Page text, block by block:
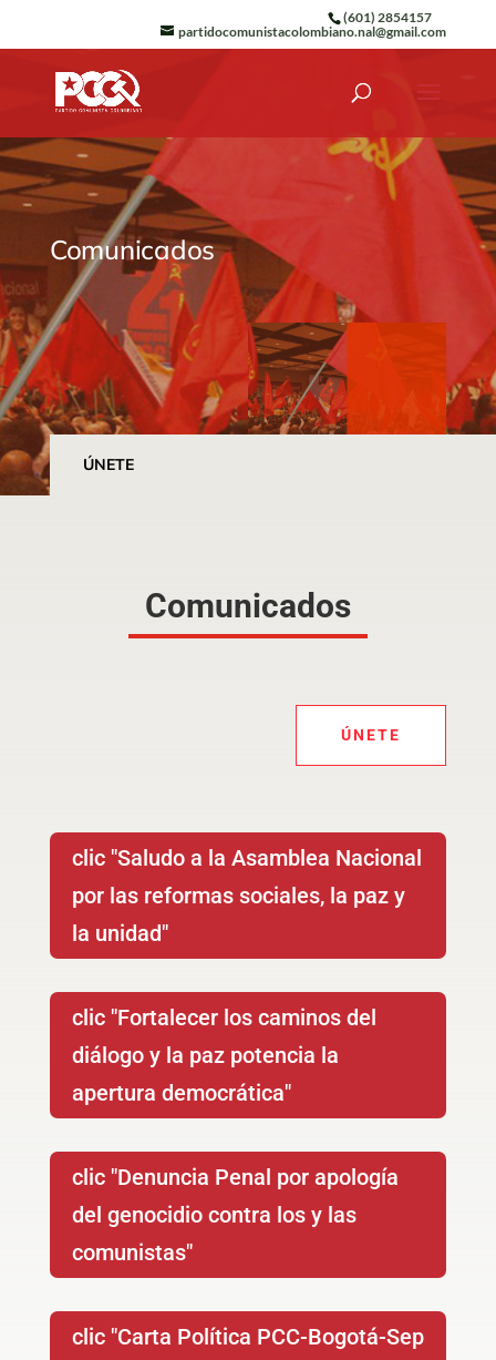
(601) 2854157
partidocomunistacolombiano.nal@gmail.com
Comunicados
ÚNETE
Comunicados
ÚNETE
clic "Saludo a la Asamblea Nacional
por las reformas sociales, la paz y
la unidad"
clic "Fortalecer los caminos del
diálogo y la paz potencia la
apertura democrática"
clic "Denuncia Penal por apología
del genocidio contra los y las
comunistas"
clic "Carta Política PCC-Bogotá-Sep